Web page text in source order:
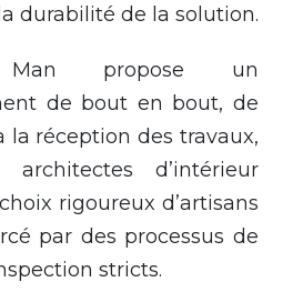
durabilité de la solution.
Man propose un
de bout en bout, de
la réception des travaux,
d’intérieur
rigoureux d’artisans
par des processus de
stricts.